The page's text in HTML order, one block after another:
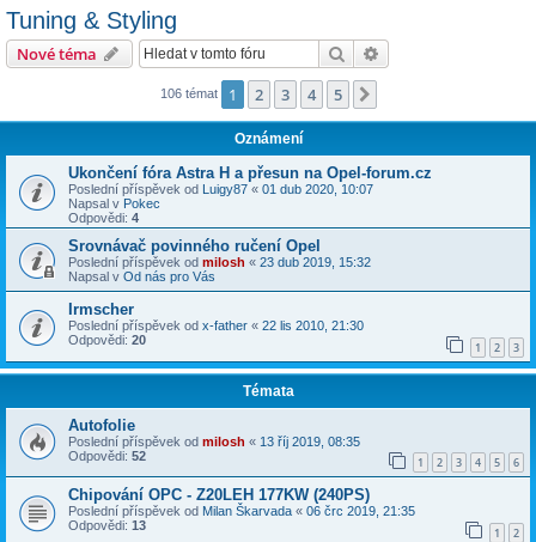
Tuning & Styling
Nové téma Hledat
106 témat 1 2 3 4 5
Oznámení
Ukončení fóra Astra H a přesun na Opel-forum.cz
Poslední příspěvek od Luigy87 « 01 dub 2020, 10:07
Napsal v Pokec
Odpovědi: 4
Srovnávač povinného ručení Opel
Poslední příspěvek od milosh « 23 dub 2019, 15:32
Napsal v Od nás pro Vás
Irmscher
Poslední příspěvek od x-father « 22 lis 2010, 21:30
Odpovědi: 20 1 2 3
Témata
Autofolie
Poslední příspěvek od milosh « 13 říj 2019, 08:35
Odpovědi: 52 1 2 3 4 5 6
Chipování OPC - Z20LEH 177KW (240PS)
Poslední příspěvek od Milan Škarvada « 06 črc 2019, 21:35
Odpovědi: 13 1 2